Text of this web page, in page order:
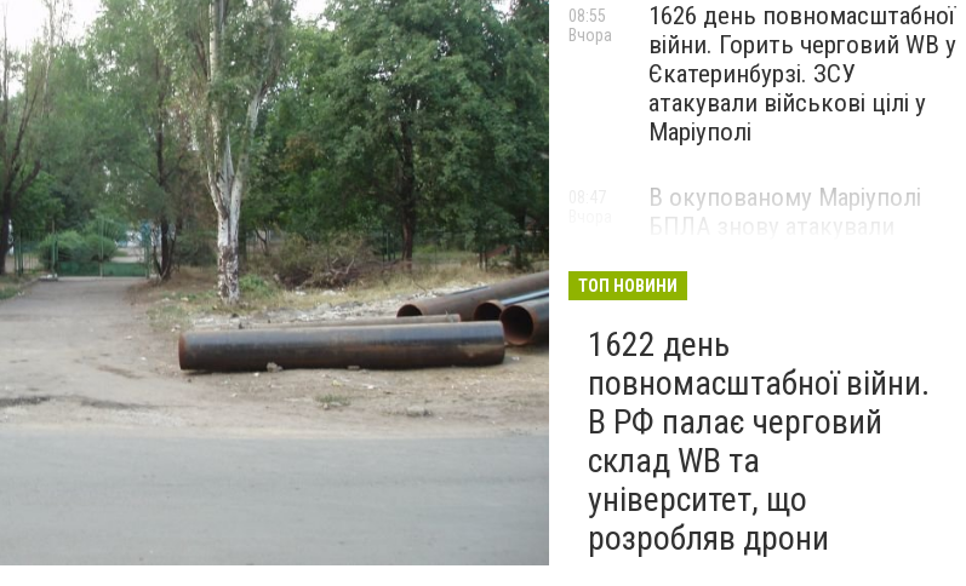
1626 день повномасштабної
війни. Горить черговий WB у
Єкатеринбурзі. ЗСУ
атакували військові цілі у
Маріуполі
08:55
Вчора
В окупованому Маріуполі
БПЛА знову атакували
— ВІДЕО
ТОП НОВИНИ
1622 день
повномасштабної війни.
В РФ палає черговий
склад WB та
університет, що
розробляв дрони